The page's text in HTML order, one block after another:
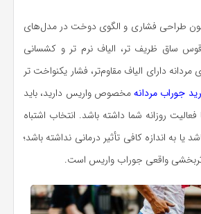
طراحی فشاری و الگوی دوخت در مدل‌های
قوس ساق ظریف ‌تر، الیاف نرم ‌تر و کشسانی
دارای الیاف مقاوم‌تر، فشار یکنواخت ‌تر
جوراب مردانهمخصوص واریس دارید، باید
روزانه شما داشته باشد. انتخاب اشتباه
به اندازه کافی تأثیر درمانی نداشته باشد؛
واقعی جوراب واریس است.